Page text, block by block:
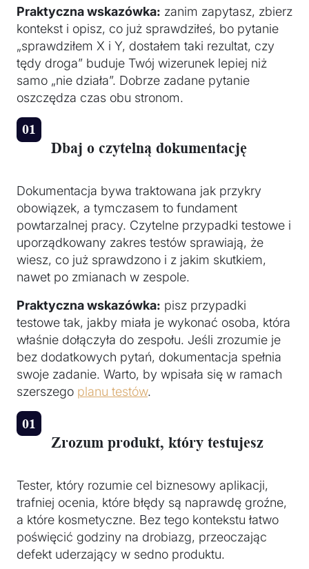
Praktyczna wskazówka: zanim zapytasz, zbierz
kontekst i opisz, co już sprawdziłeś, bo pytanie
„sprawdziłem X i Y, dostałem taki rezultat, czy
tędy droga” buduje Twój wizerunek lepiej niż
samo „nie działa”. Dobrze zadane pytanie
oszczędza czas obu stronom.
Dbaj o czytelną dokumentację
Dokumentacja bywa traktowana jak przykry
obowiązek, a tymczasem to fundament
powtarzalnej pracy. Czytelne przypadki testowe i
uporządkowany zakres testów sprawiają, że
wiesz, co już sprawdzono i z jakim skutkiem,
nawet po zmianach w zespole.
Praktyczna wskazówka: pisz przypadki
testowe tak, jakby miała je wykonać osoba, która
właśnie dołączyła do zespołu. Jeśli zrozumie je
bez dodatkowych pytań, dokumentacja spełnia
swoje zadanie. Warto, by wpisała się w ramach
szerszego planu testów.
Zrozum produkt, który testujesz
Tester, który rozumie cel biznesowy aplikacji,
trafniej ocenia, które błędy są naprawdę groźne,
a które kosmetyczne. Bez tego kontekstu łatwo
poświęcić godziny na drobiazg, przeoczając
defekt uderzający w sedno produktu.